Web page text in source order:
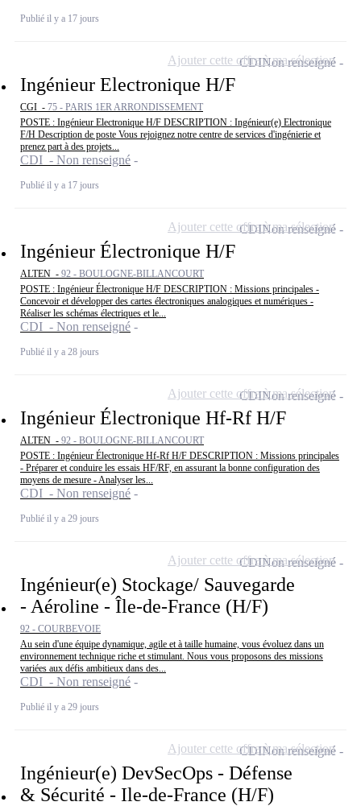
Publié il y a 17 jours
Ingénieur Electronique H/F
CGI - 75 - PARIS 1ER ARRONDISSEMENT
POSTE : Ingénieur Electronique H/F DESCRIPTION : Ingénieur(e) Electronique
F/H Description de poste Vous rejoignez notre centre de services d'ingénierie et
prenez part à des projets...
CDI - Non renseigné
Publié il y a 17 jours
CDINon renseigné
Ajouter cette offre à ma sélection
Ingénieur Électronique H/F
ALTEN - 92 - BOULOGNE-BILLANCOURT
POSTE : Ingénieur Électronique H/F DESCRIPTION : Missions principales -
Concevoir et développer des cartes électroniques analogiques et numériques -
Réaliser les schémas électriques et le...
CDI - Non renseigné
Publié il y a 28 jours
CDINon renseigné
Ajouter cette offre à ma sélection
Ingénieur Électronique Hf-Rf H/F
ALTEN - 92 - BOULOGNE-BILLANCOURT
POSTE : Ingénieur Électronique Hf-Rf H/F DESCRIPTION : Missions principales
- Préparer et conduire les essais HF/RF, en assurant la bonne configuration des
moyens de mesure - Analyser les...
CDI - Non renseigné
Publié il y a 29 jours
CDINon renseigné
Ajouter cette offre à ma sélection
Ingénieur(e) Stockage/ Sauvegarde
- Aéroline - Île-de-France (H/F)
92 - COURBEVOIE
Au sein d'une équipe dynamique, agile et à taille humaine, vous évoluez dans un
environnement technique riche et stimulant. Nous vous proposons des missions
variées aux défis ambitieux dans des...
CDI - Non renseigné
Publié il y a 29 jours
CDINon renseigné
Ajouter cette offre à ma sélection
Ingénieur(e) DevSecOps - Défense
& Sécurité - Ile-de-France (H/F)
CDINon renseigné
Ajouter cette offre à ma sélection